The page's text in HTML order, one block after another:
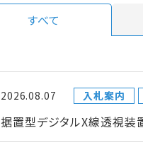
すべて
2026.08.07 入札案内
据置型デジタルX線透視装